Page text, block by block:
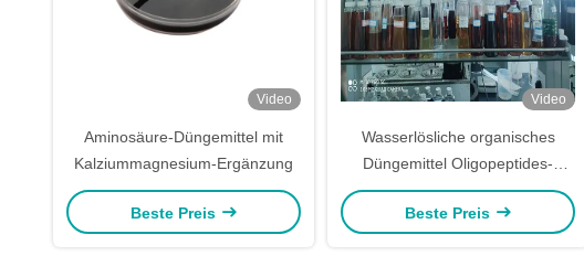
Video
Aminosäure-Düngemittel mit
Kalziummagnesium-Ergänzung
Beste Preis
Video
Wasserlösliche organisches
Düngemittel Oligopeptides-
Aminosäure-Flüssigkeit für das
Kohl-Pflanzen
Beste Preis